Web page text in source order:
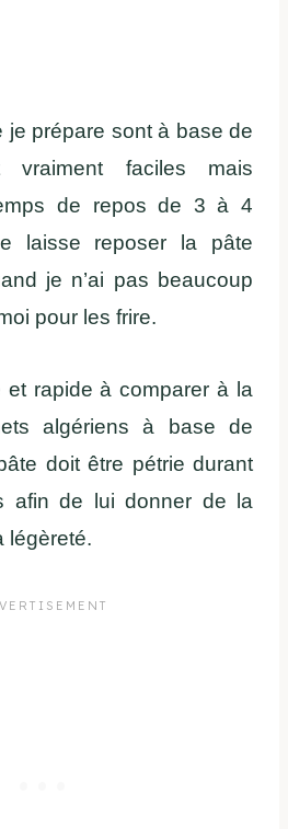
je prépare sont à base de
faciles mais
de repos de 3 à 4
laisse reposer la pâte
je n’ai pas beaucoup
pour les frire.
et rapide à comparer à la
algériens à base de
doit être pétrie durant
afin de lui donner de la
légèreté.